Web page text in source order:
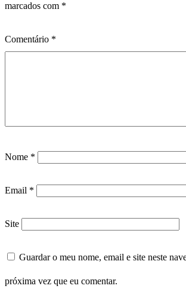
marcados com *
Comentário *
Nome *
Email *
Site
Guardar o meu nome, email e site neste
próxima vez que eu comentar.